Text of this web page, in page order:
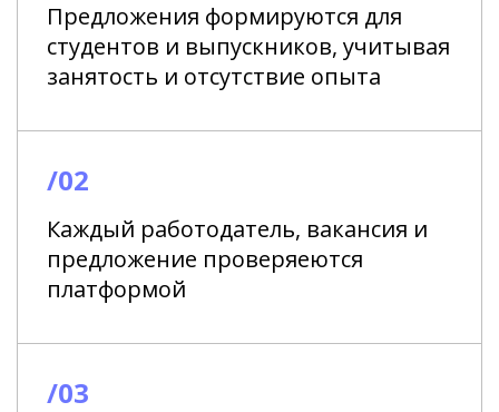
Предложения формируются для
студентов и выпускников, учитывая
занятость и отсутствие опыта
/02
Каждый работодатель, вакансия и
предложение проверяеются
платформой
/03